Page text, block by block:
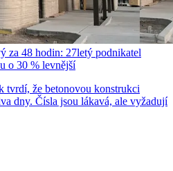
za 48 hodin: 27letý podnikatel
o 30 % levnější
tvrdí, že betonovou konstrukci
dny. Čísla jsou lákavá, ale vyžadují